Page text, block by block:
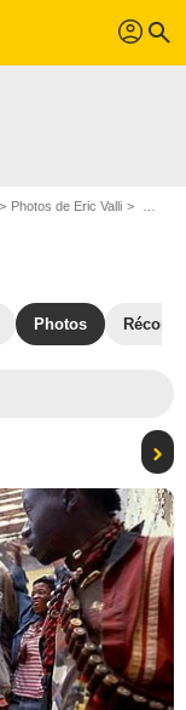
profil search
Photos de Eric Valli
Photos